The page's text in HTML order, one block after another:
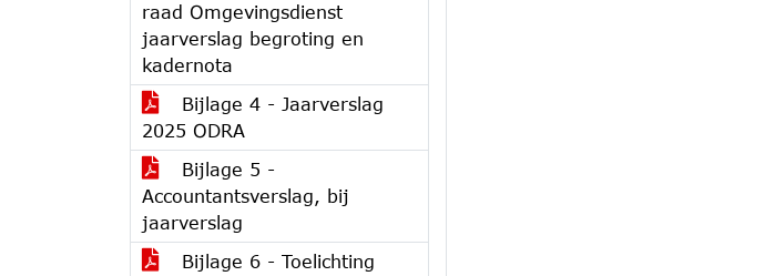
raad Omgevingsdienst
jaarverslag begroting en
kadernota
Bijlage 4 - Jaarverslag
2025 ODRA
Bijlage 5 -
Accountantsverslag, bij
jaarverslag
Bijlage 6 - Toelichting